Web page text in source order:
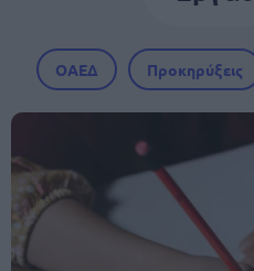
ΟΑΕΔ Προκηρύξεις